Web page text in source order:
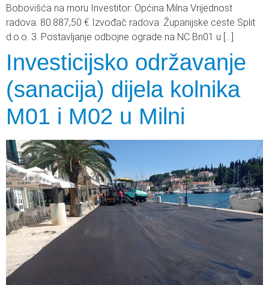
Bobovišća na moru Investitor: Općina Milna Vrijednost
radova: 80.887,50 € Izvođač radova: Županijske ceste Split
d.o.o. 3. Postavljanje odbojne ograde na NC Bn01 u […]
Investicijsko održavanje
(sanacija) dijela kolnika
M01 i M02 u Milni